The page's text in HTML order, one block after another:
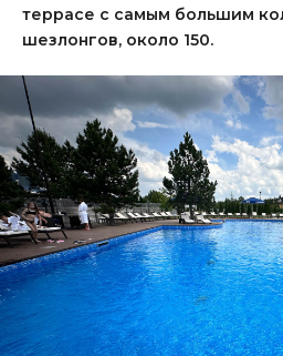
террасе с самым большим
шезлонгов, около 150.